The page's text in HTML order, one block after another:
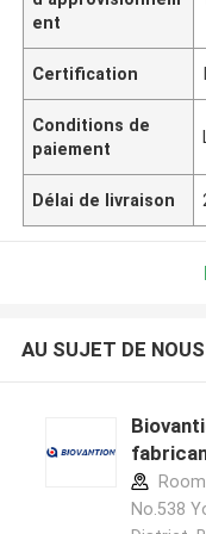
ent
Certification
Conditions de
paiement
Délai de livraison
AU SUJET DE NOUS
No.538